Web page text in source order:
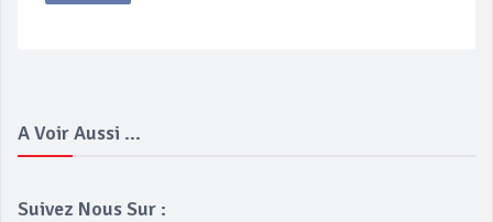
A Voir Aussi ...
Suivez Nous Sur :